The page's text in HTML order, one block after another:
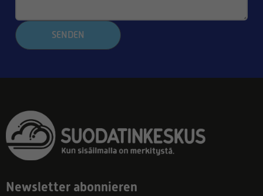
SENDEN
Newsletter abonnieren